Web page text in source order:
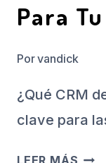
Para
Porvandick
¿Qué CRM
clave para